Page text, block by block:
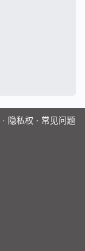
· 隐私权 · 常见问题